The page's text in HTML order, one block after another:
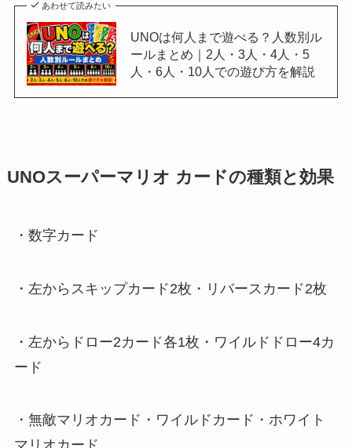
あわせて読みたい
UNOは何人まで遊べる？人数別ル
ールまとめ｜2人・3人・4人・5
人・6人・10人での遊び方を解説
UNOスーパーマリオ カードの種類と効果
・数字カード
・左からスキップカード2枚・リバースカード2枚
・左からドロー2カード各1枚・ワイルドドロー4カ
ード
・無敵マリオカード・ワイルドカード・ホワイト